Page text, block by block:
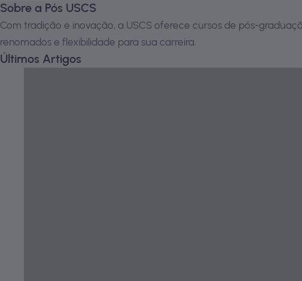
Sobre a Pós USCS
Com tradição e inovação, a USCS oferece cursos de pós-
renomados e flexibilidade para sua carreira.
Últimos Artigos